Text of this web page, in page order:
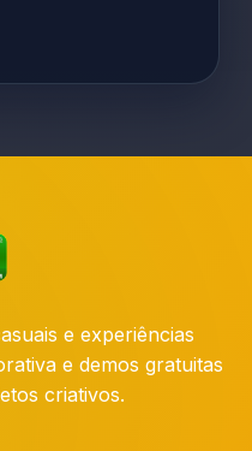
e experiências
e demos gratuitas
criativos.